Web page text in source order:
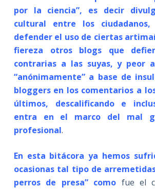
por la ciencia”, es decir
cultural entre los
defender el uso de ciertas
fiereza otros blogs que
contrarias a las suyas, y peor
“anónimamente” a base de
bloggers en los comentarios a
últimos, descalificando e
entra en el marco del mal
profesional.
En esta bitácora ya hemos
ocasionas tal tipo de
perros de presa” como fue el